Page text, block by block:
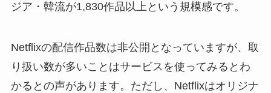
ジア・韓流が1,830作品以上という規模感です。
Netflixの配信作品数は非公開となっていますが、取
り扱い数が多いことはサービスを使ってみるとわ
かるとの声があります。ただし、Netflixはオリジナ